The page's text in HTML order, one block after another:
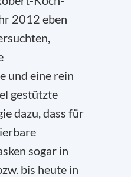
2012 eben
und eine rein
gestützte
dazu, dass für
sogar in
bis heute in